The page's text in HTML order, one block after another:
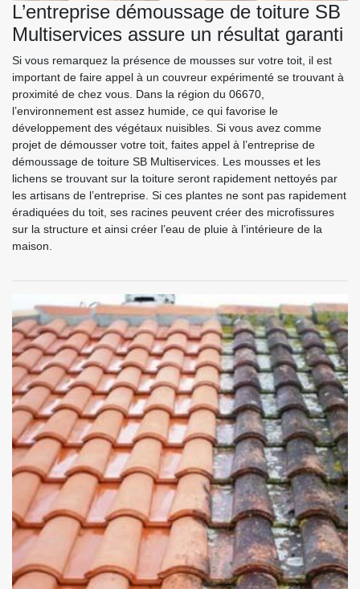
L’entreprise démoussage de toiture SB
Multiservices assure un résultat garanti
Si vous remarquez la présence de mousses sur votre toit, il est
important de faire appel à un couvreur expérimenté se trouvant à
proximité de chez vous. Dans la région du 06670,
l’environnement est assez humide, ce qui favorise le
développement des végétaux nuisibles. Si vous avez comme
projet de démousser votre toit, faites appel à l’entreprise de
démoussage de toiture SB Multiservices. Les mousses et les
lichens se trouvant sur la toiture seront rapidement nettoyés par
les artisans de l’entreprise. Si ces plantes ne sont pas rapidement
éradiquées du toit, ses racines peuvent créer des microfissures
sur la structure et ainsi créer l’eau de pluie à l’intérieure de la
maison.